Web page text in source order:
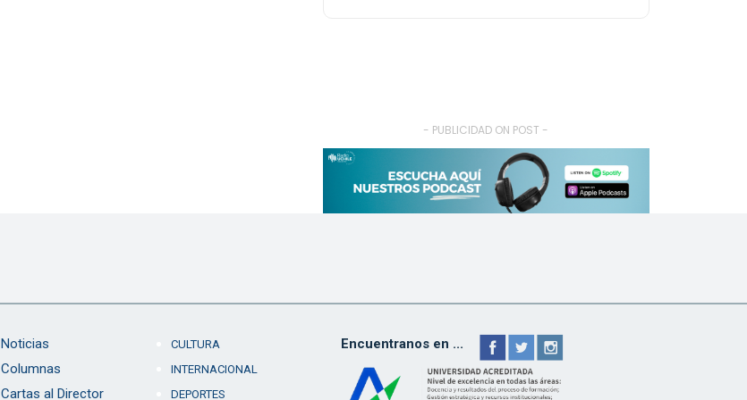
- PUBLICIDAD ON POST -
Noticias
Columnas
Cartas al Director
CULTURA
INTERNACIONAL
DEPORTES
Encuentranos en ...